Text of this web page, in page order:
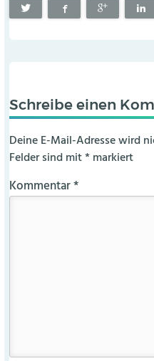
Schreibe einen
Deine E-Mail-Adresse wird
Felder sind mit*markiert
Kommentar*